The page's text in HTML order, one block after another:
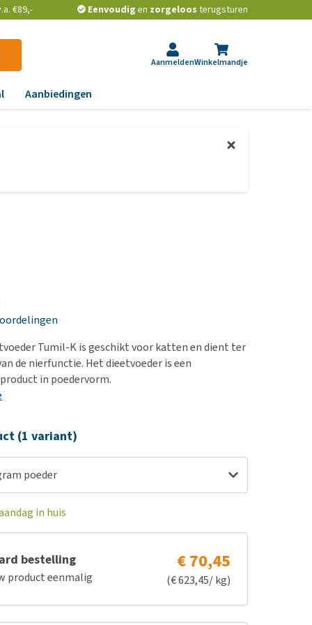
€89,- Eenvoudig en zorgeloos terugsturen
AanmeldenWinkelmandje
darmen en diarree
en conditie
pezen en botten
alles
Aanbiedingen
Tumil-K is geschikt voor katten en dient ter
de nierfunctie. Het dieetvoeder is een
in poedervorm.
(1 variant)
poeder
in huis
bestelling
product eenmalig
€ 70,45
(€ 623,45/ kg)